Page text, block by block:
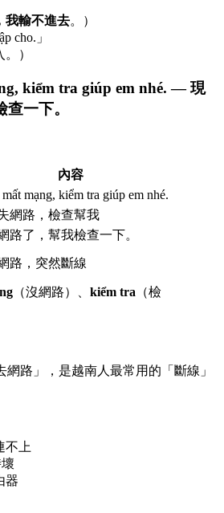
我輸不進去。）
cho.」
）
kiểm tra giúp em nhé. — 現
一下。
內容
mạng, kiểm tra giúp em nhé.
網路，檢查幫我
路了，幫我檢查一下。
路，突然斷線
（沒網路）、 kiểm tra （檢
網路」，是越南人最常用的「斷線」
不上
器